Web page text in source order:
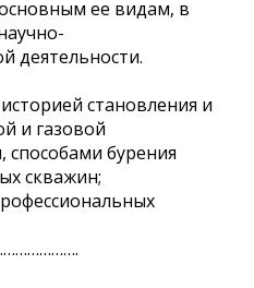
ее видам, в
деятельности.
становления и
и газовой
бурения
скважин;